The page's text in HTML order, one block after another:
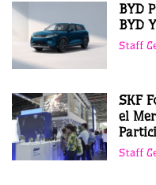
BYD
BYD
Staff
SKF
el
Staff